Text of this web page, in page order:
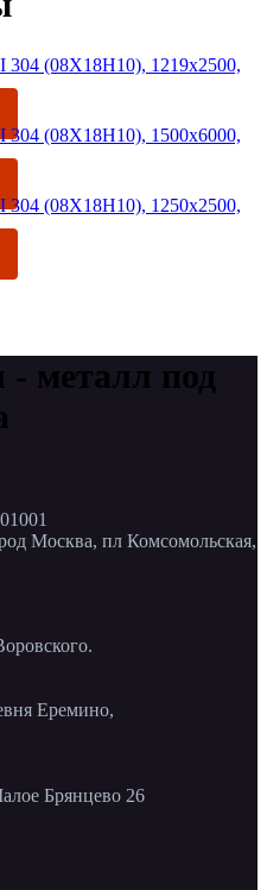
304 (08Х18Н10), 1219х2500,
304 (08Х18Н10), 1500х6000,
304 (08Х18Н10), 1250х2500,
металл под
Москва, пл Комсомольская,
Еремино,
Брянцево 26